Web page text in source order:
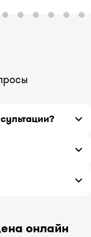
онлайн